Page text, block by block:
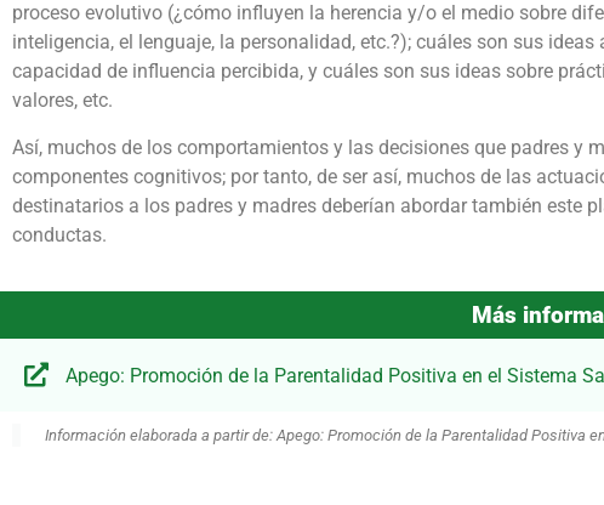
proceso evolutivo (¿cómo influyen la herencia y/o el medio sobre
inteligencia, el lenguaje, la personalidad, etc.?); cuáles son sus
capacidad de influencia percibida, y cuáles son sus ideas sobre
valores, etc.
Así, muchos de los comportamientos y las decisiones que padres y
componentes cognitivos; por tanto, de ser así, muchos de las
destinatarios a los padres y madres deberían abordar también este
conductas.
Más
Apego: Promoción de la Parentalidad Positiva en el Sistema
Información elaborada a partir de: Apego: Promoción de la Parentalidad Positiva